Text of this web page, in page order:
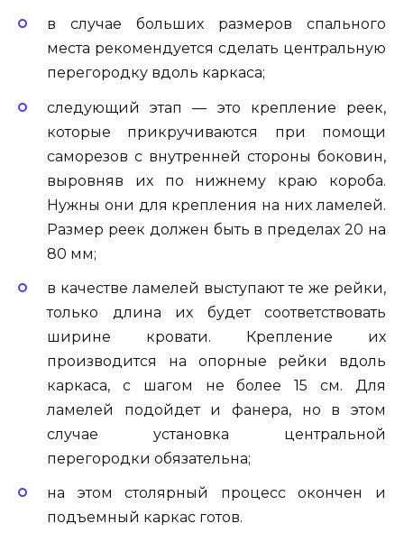
в случае больших размеров спального
места рекомендуется сделать центральную
перегородку вдоль каркаса;
следующий этап — это крепление реек,
которые прикручиваются при помощи
саморезов с внутренней стороны боковин,
выровняв их по нижнему краю короба.
Нужны они для крепления на них ламелей.
Размер реек должен быть в пределах 20 на
80 мм;
в качестве ламелей выступают те же рейки,
только длина их будет соответствовать
ширине кровати. Крепление их
производится на опорные рейки вдоль
каркаса, с шагом не более 15 см. Для
ламелей подойдет и фанера, но в этом
случае установка центральной
перегородки обязательна;
на этом столярный процесс окончен и
подъемный каркас готов.